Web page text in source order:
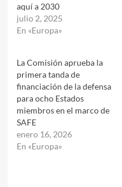
aquí a 2030
julio 2, 2025
En «Europa»
La Comisión aprueba la
primera tanda de
financiación de la defensa
para ocho Estados
miembros en el marco de
SAFE
enero 16, 2026
En «Europa»